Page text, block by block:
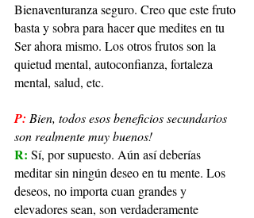
Bienaventuranza seguro. Creo que este fruto
basta y sobra para hacer que medites en tu
Ser ahora mismo. Los otros frutos son la
quietud mental, autoconfianza, fortaleza
mental, salud, etc.
P: Bien, todos esos beneficios secundarios
son realmente muy buenos!
R: Sí, por supuesto. Aún así deberías
meditar sin ningún deseo en tu mente. Los
deseos, no importa cuan grandes y
elevadores sean, son verdaderamente